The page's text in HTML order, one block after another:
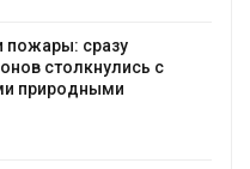
пожары: сразу
столкнулись с
природными